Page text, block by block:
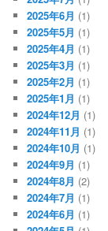
2025年6月 (1)
2025年5月 (1)
2025年4月 (1)
2025年3月 (1)
2025年2月 (1)
2025年1月 (1)
2024年12月 (1)
2024年11月 (1)
2024年10月 (1)
2024年9月 (1)
2024年8月 (2)
2024年7月 (1)
2024年6月 (1)